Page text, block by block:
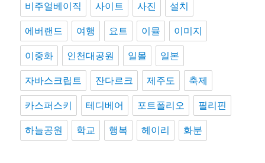
비주얼베이직 사이트 사진 설치
에버랜드 여행 요트 이뮬 이미지
이중화 인천대공원 일몰 일본
자바스크립트 잔다르크 제주도 축제
카스퍼스키 테디베어 포트폴리오 필리핀
하늘공원 학교 행복 헤이리 화분